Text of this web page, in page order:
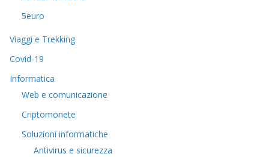
5euro
Viaggi e Trekking
Covid-19
Informatica
Web e comunicazione
Criptomonete
Soluzioni informatiche
Antivirus e sicurezza